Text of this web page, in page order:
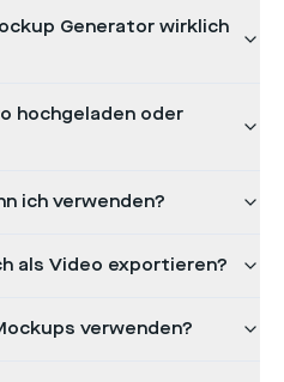
Generator wirklich
hochgeladen oder
ich verwenden?
als Video exportieren?
verwenden?